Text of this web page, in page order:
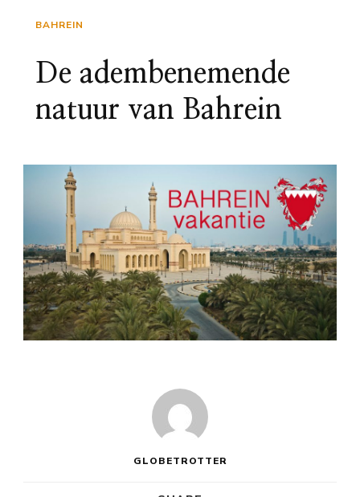
BAHREIN
De adembenemende
natuur van Bahrein
GLOBETROTTER